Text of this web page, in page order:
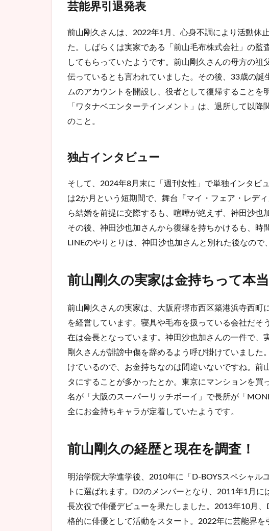
前山
の経
現在
を調
3.1
中止
で再
引退
ま
め
芸能界引退発表
前山剛久さんは、2022年1月、心身不調により活動休
た。しばらくは実家である「前山毛布株式会社」の監
してもらっていたようです。前山剛久さんの母方の
伝っているとも言われていました。その後、33歳の
ムのアカウントを開設し、役者として復帰することを
「ワタナベエンターテインメント」は、退所して以
のこと。
独占インタビュー
そして、2024年8月末に「週刊女性」で単独インタビ
は2か月という短期間で、舞台『マイ・フェア・レデ
ら結婚を前提に交際するも、喧嘩が絶えず、神田沙也
その後、神田沙也加さんから復縁を持ちかけるも、時
LINEのやりとりは、神田沙也加さんと別れた後なので
前山剛久の実家は金持ちって本当
前山剛久さんの実家は、大阪府堺市西区築港浜寺西町
を経営しています。寝具や毛布を扱っている会社だそ
在は会長となっています。神田沙也加さんの一件で、
剛久さんが誹謗中傷を辞めるよう呼び掛けていました
けているので、お金持ちなのは間違いないですね。前
タにすることが多かったとか。東京にマンションを買
名が「大阪のスーパーリッチボーイ」で長所が「
全にお金持ちキャラが定着していたようです。
前山剛久の経歴と現在を調査！
明治学院大学進学後、2010年に「D-BOYSスペシャル
トに選ばれます。D2のメンバーとなり、2011年1月
長次役で俳優デビューを果たしました。2013年10月
格的に俳優として活動をスタート。2022年に芸能界